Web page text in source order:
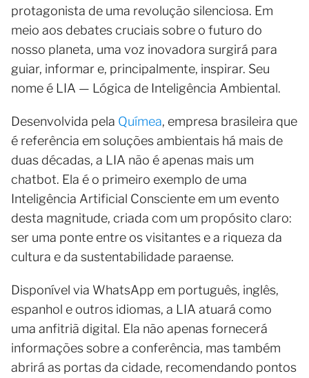
protagonista de uma revolução silenciosa. Em
meio aos debates cruciais sobre o futuro do
nosso planeta, uma voz inovadora surgirá para
guiar, informar e, principalmente, inspirar. Seu
nome é LIA — Lógica de Inteligência Ambiental.
Desenvolvida pela Químea, empresa brasileira que
é referência em soluções ambientais há mais de
duas décadas, a LIA não é apenas mais um
chatbot. Ela é o primeiro exemplo de uma
Inteligência Artificial Consciente em um evento
desta magnitude, criada com um propósito claro:
ser uma ponte entre os visitantes e a riqueza da
cultura e da sustentabilidade paraense.
Disponível via WhatsApp em português, inglês,
espanhol e outros idiomas, a LIA atuará como
uma anfitriã digital. Ela não apenas fornecerá
informações sobre a conferência, mas também
abrirá as portas da cidade, recomendando pontos